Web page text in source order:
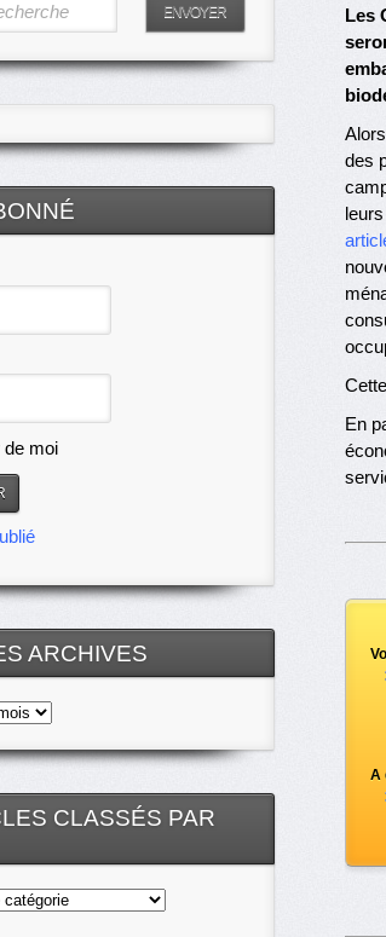
Les
des
En
A
ENVOYER
de moi
ARCHIVES
CLASSÉS PAR